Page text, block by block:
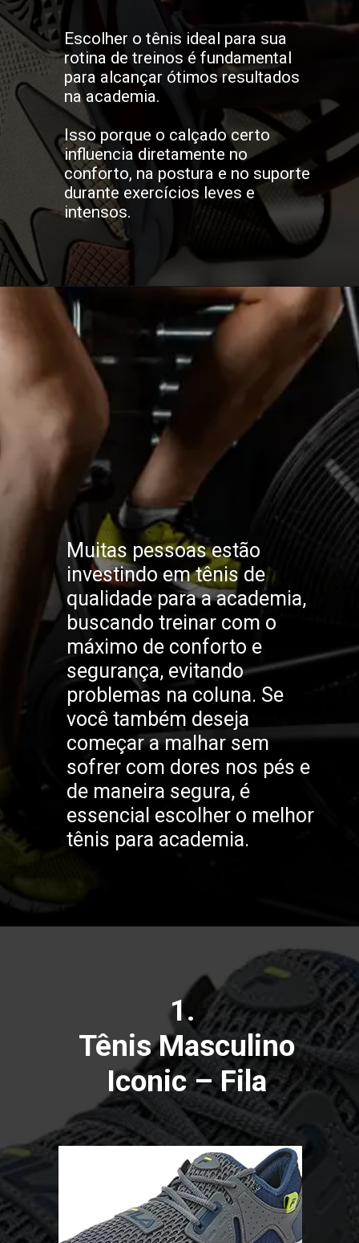
Escolher o tênis ideal para sua
rotina de treinos é fundamental
para alcançar ótimos resultados
na academia.
Isso porque o calçado certo
influencia diretamente no
conforto, na postura e no suporte
durante exercícios leves e
intensos.
Muitas pessoas estão
investindo em tênis de
qualidade para a academia,
buscando treinar com o
máximo de conforto e
segurança, evitando
problemas na coluna. Se
você também deseja
começar a malhar sem
sofrer com dores nos pés e
de maneira segura, é
essencial escolher o melhor
tênis para academia.
1.
Tênis Masculino
Iconic – Fila